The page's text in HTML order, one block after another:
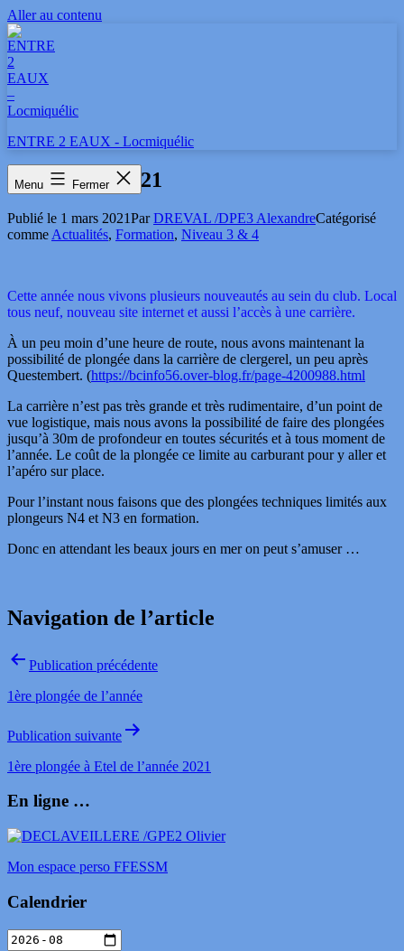
Aller au contenu
ENTRE 2 EAUX - Locmiquélic
Menu Fermer
Nouveautés 2021
Publié le 1 mars 2021ParDREVAL /DPE3 AlexandreCatégorisé
comme Actualités, Formation, Niveau 3 & 4
Cette année nous vivons plusieurs nouveautés au sein du club. Local
tous neuf, nouveau site internet et aussi l’accès à une carrière.
À un peu moin d’une heure de route, nous avons maintenant la
possibilité de plongée dans la carrière de clergerel, un peu après
Questembert. (https://bcinfo56.over-blog.fr/page-4200988.html
La carrière n’est pas très grande et très rudimentaire, d’un point de
vue logistique, mais nous avons la possibilité de faire des plongées
jusqu’à 30m de profondeur en toutes sécurités et à tous moment de
l’année. Le coût de la plongée ce limite au carburant pour y aller et
l’apéro sur place.
Pour l’instant nous faisons que des plongées techniques limités aux
plongeurs N4 et N3 en formation.
Donc en attendant les beaux jours en mer on peut s’amuser …
Navigation de l’article
Publication précédente
1ère plongée de l’année
Publication suivante
1ère plongée à Etel de l’année 2021
En ligne …
Mon espace perso FFESSM
Calendrier